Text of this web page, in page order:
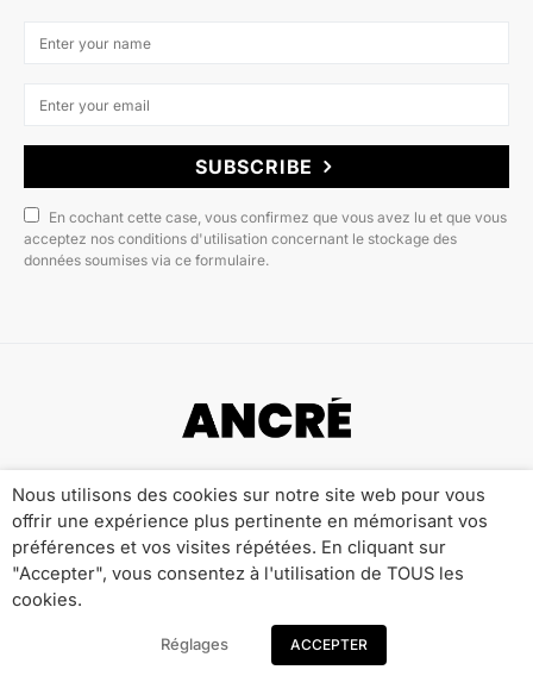
SUBSCRIBE
En cochant cette case, vous confirmez que vous avez lu et que vous
acceptez nos conditions d'utilisation concernant le stockage des
données soumises via ce formulaire.
Qui sommes-nous ? Publicité
Contact
Mentions Légales
Politique de Confidentialité
Nous utilisons des cookies sur notre site web pour vous
offrir une expérience plus pertinente en mémorisant vos
préférences et vos visites répétées. En cliquant sur
"Accepter", vous consentez à l'utilisation de TOUS les
cookies.
Réglages ACCEPTER